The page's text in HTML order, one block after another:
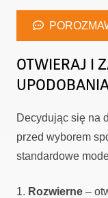
OTWIERAJ I
Decydując się na
przed wyborem
standardowe
1. Rozwierne –